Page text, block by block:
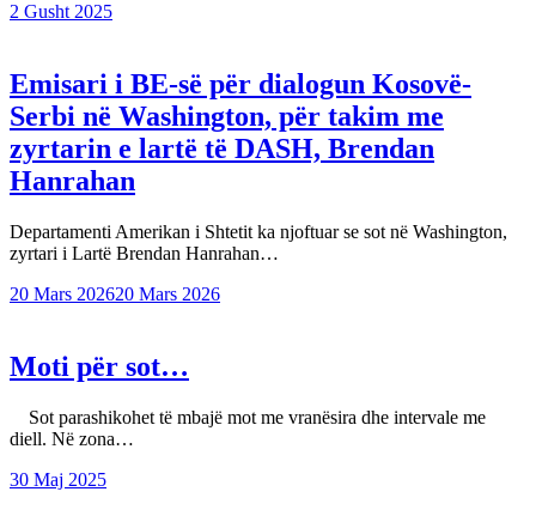
2 Gusht 2025
Emisari i BE-së për dialogun Kosovë-
Serbi në Washington, për takim me
zyrtarin e lartë të DASH, Brendan
Hanrahan
Departamenti Amerikan i Shtetit ka njoftuar se sot në Washington,
zyrtari i Lartë Brendan Hanrahan…
20 Mars 202620 Mars 2026
Moti për sot…
Sot parashikohet të mbajë mot me vranësira dhe intervale me
diell. Në zona…
30 Maj 2025